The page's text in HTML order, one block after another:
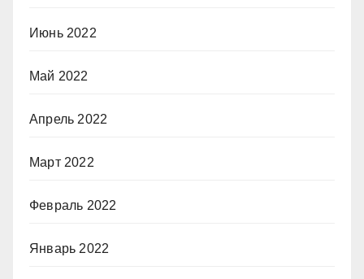
Июнь 2022
Май 2022
Апрель 2022
Март 2022
Февраль 2022
Январь 2022